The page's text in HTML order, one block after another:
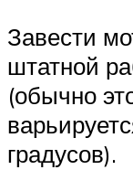
Завести
штатной
(обычно
градусов).